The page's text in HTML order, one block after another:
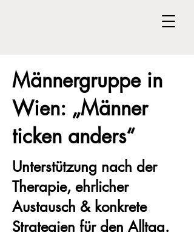
Männergruppe in
Wien: „Männer
ticken anders“
Unterstützung nach der
Therapie, ehrlicher
Austausch & konkrete
Strategien für den Alltag.